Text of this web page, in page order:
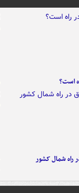
است؟
راه شمال کشور